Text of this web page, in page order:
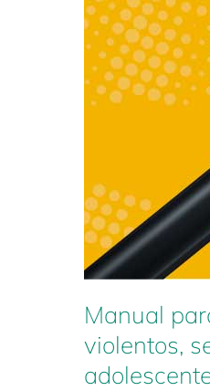
Manual
violentos,